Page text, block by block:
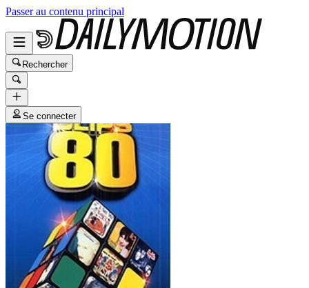
Passer au contenu principal
Rechercher
Se connecter